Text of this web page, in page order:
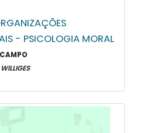
- PSICOLOGIA MORAL